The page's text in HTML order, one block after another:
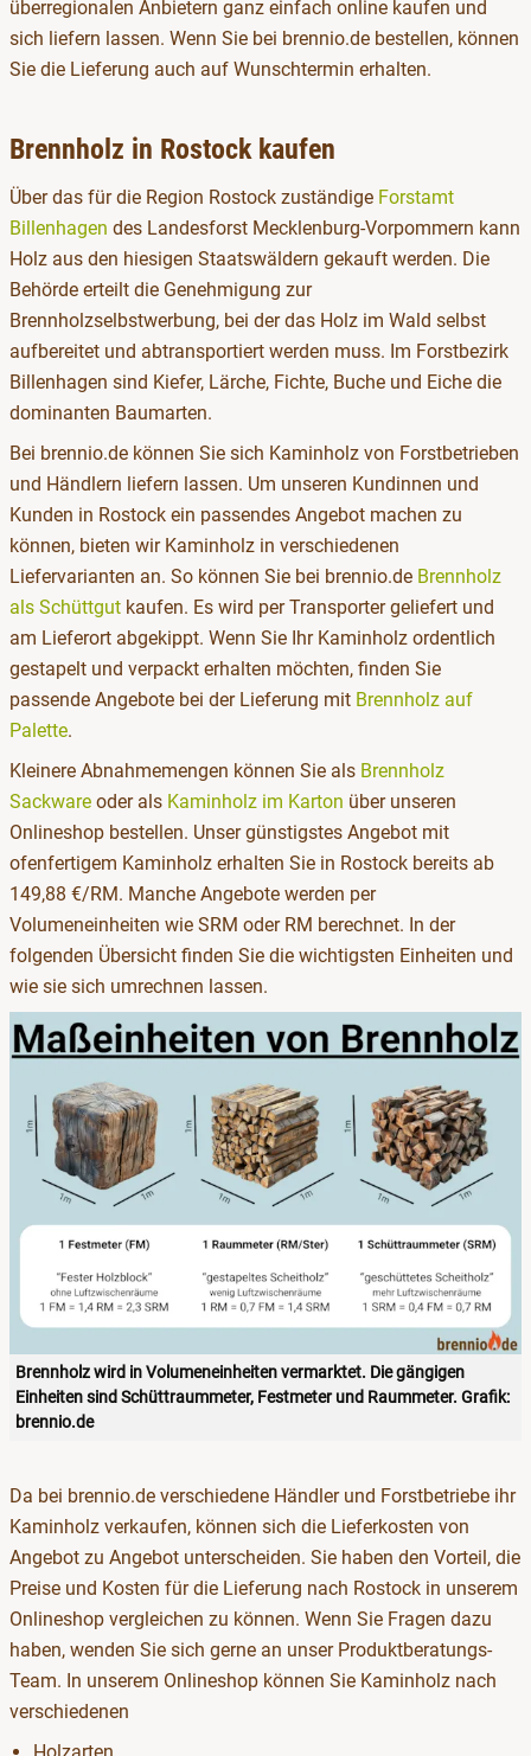
überregionalen Anbietern ganz einfach online kaufen und
sich liefern lassen. Wenn Sie bei brennio.de bestellen, können
Sie die Lieferung auch auf Wunschtermin erhalten.
Brennholz in Rostock kaufen
Über das für die Region Rostock zuständige Forstamt
Billenhagen des Landesforst Mecklenburg-Vorpommern kann
Holz aus den hiesigen Staatswäldern gekauft werden. Die
Behörde erteilt die Genehmigung zur
Brennholzselbstwerbung, bei der das Holz im Wald selbst
aufbereitet und abtransportiert werden muss. Im Forstbezirk
Billenhagen sind Kiefer, Lärche, Fichte, Buche und Eiche die
dominanten Baumarten.
Bei brennio.de können Sie sich Kaminholz von Forstbetrieben
und Händlern liefern lassen. Um unseren Kundinnen und
Kunden in Rostock ein passendes Angebot machen zu
können, bieten wir Kaminholz in verschiedenen
Liefervarianten an. So können Sie bei brennio.de Brennholz
als Schüttgut kaufen. Es wird per Transporter geliefert und
am Lieferort abgekippt. Wenn Sie Ihr Kaminholz ordentlich
gestapelt und verpackt erhalten möchten, finden Sie
passende Angebote bei der Lieferung mit Brennholz auf
Palette.
Kleinere Abnahmemengen können Sie als Brennholz
Sackware oder als Kaminholz im Karton über unseren
Onlineshop bestellen. Unser günstigstes Angebot mit
ofenfertigem Kaminholz erhalten Sie in Rostock bereits ab
149,88 €/RM. Manche Angebote werden per
Volumeneinheiten wie SRM oder RM berechnet. In der
folgenden Übersicht finden Sie die wichtigsten Einheiten und
wie sie sich umrechnen lassen.
Brennholz wird in Volumeneinheiten vermarktet. Die gängigen
Einheiten sind Schüttraummeter, Festmeter und Raummeter. Grafik:
brennio.de
Da bei brennio.de verschiedene Händler und Forstbetriebe ihr
Kaminholz verkaufen, können sich die Lieferkosten von
Angebot zu Angebot unterscheiden. Sie haben den Vorteil, die
Preise und Kosten für die Lieferung nach Rostock in unserem
Onlineshop vergleichen zu können. Wenn Sie Fragen dazu
haben, wenden Sie sich gerne an unser Produktberatungs-
Team. In unserem Onlineshop können Sie Kaminholz nach
verschiedenen
Holzarten